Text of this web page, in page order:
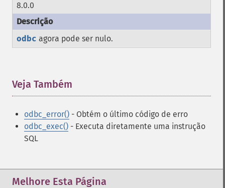
8.0.0
odbc agora pode ser nulo.
Veja Também
odbc_error() - Obtém o último código de erro
odbc_exec() - Executa diretamente uma instrução
SQL
Melhore Esta Página